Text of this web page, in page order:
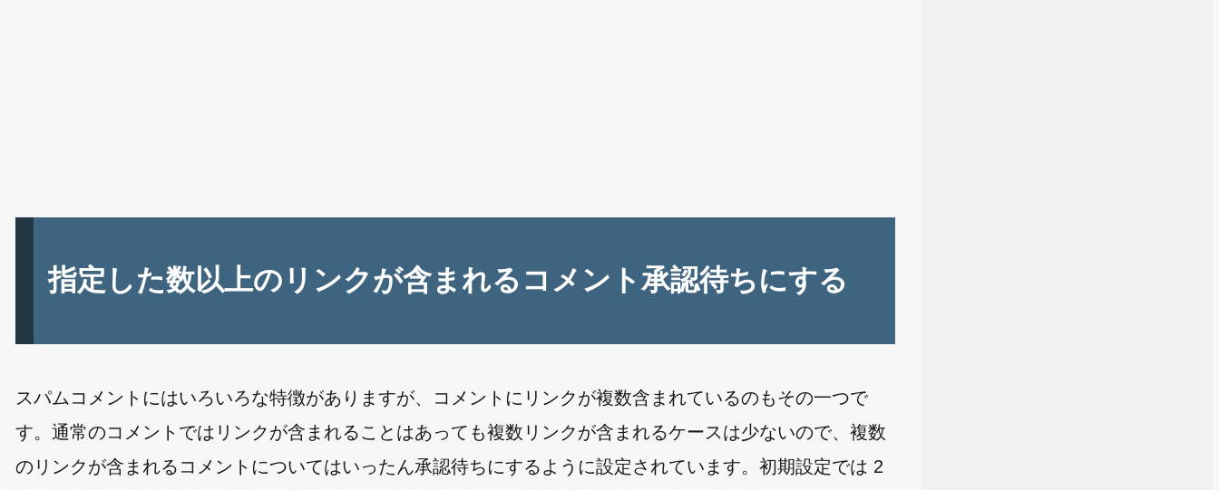
指定した数以上のリンクが含まれるコメント承認待ちにする
スパムコメントにはいろいろな特徴がありますが、コメントにリンクが複数含まれているのもその一つで
す。通常のコメントではリンクが含まれることはあっても複数リンクが含まれるケースは少ないので、複数
のリンクが含まれるコメントについてはいったん承認待ちにするように設定されています。初期設定では 2